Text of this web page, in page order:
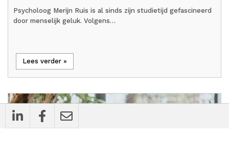
Psycholoog Merijn Ruis is al sinds zijn studietijd gefascineerd
door menselijk geluk. Volgens…
Lees verder »